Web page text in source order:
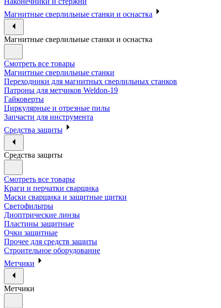
Магнитные сверлильные станки и оснастка
Магнитные сверлильные станки и оснастка
Смотреть все товары
Магнитные сверлильные станки
Переходники для магнитных сверлильных станков
Патроны для метчиков Weldon-19
Гайковерты
Циркулярные и отрезные пилы
Запчасти для инструмента
Средства защиты
Средства защиты
Смотреть все товары
Краги и перчатки сварщика
Маски сварщика и защитные щитки
Светофильтры
Диоптрические линзы
Пластины защитные
Очки защитные
Прочее для средств защиты
Строительное оборудование
Метчики
Метчики